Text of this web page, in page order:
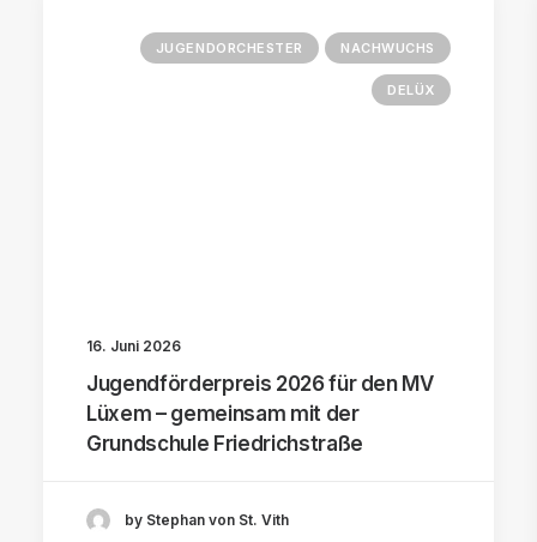
JUGENDORCHESTER NACHWUCHS
DELÜX
16. Juni 2026
Jugendförderpreis 2026 für den MV
Lüxem – gemeinsam mit der
Grundschule Friedrichstraße
by Stephan von St. Vith